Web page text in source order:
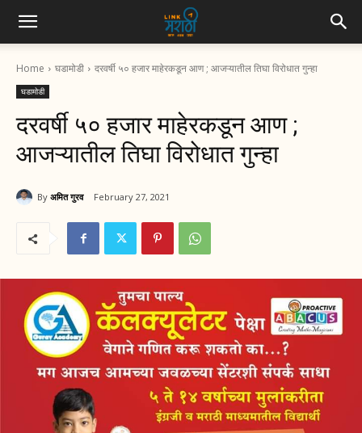
Home घडामोडी दरवर्षी ५० हजार माहेरकडून आण ; आजऱ्यातील तिघा विरोधात गुन्हा
घडामोडी
दरवर्षी ५० हजार माहेरकडून आण ;
आजऱ्यातील तिघा विरोधात गुन्हा
By अमित गुरव February 27, 2021